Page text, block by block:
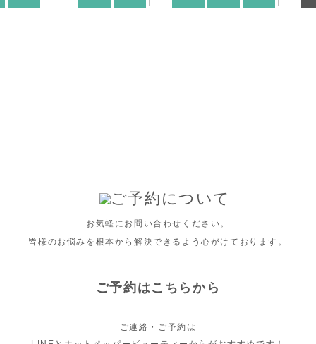
ご予約について
お気軽にお問い合わせください。
皆様のお悩みを根本から解決できるよう心がけております。
ご予約はこちらから
ご連絡・ご予約は